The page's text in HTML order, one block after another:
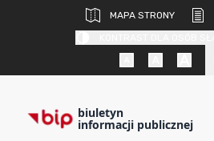
MAPA STRONY
biuletyn
informacji publicznej